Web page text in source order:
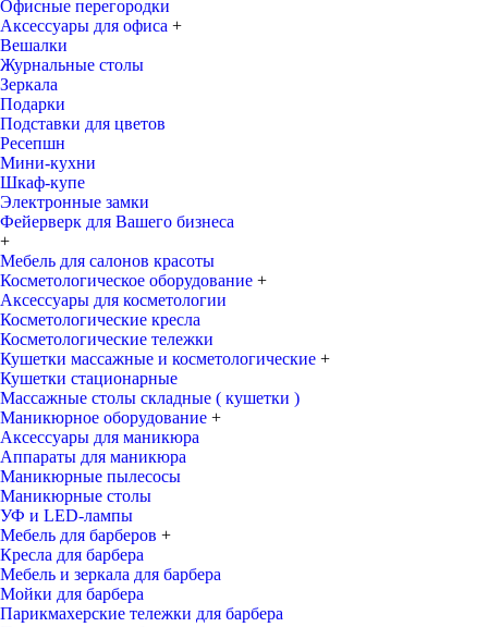
Офисные перегородки
Аксессуары для офиса +
Вешалки
Журнальные столы
Зеркала
Подарки
Подставки для цветов
Ресепшн
Мини-кухни
Шкаф-купе
Электронные замки
Фейерверк для Вашего бизнеса
+
Мебель для салонов красоты
Косметологическое оборудование +
Аксессуары для косметологии
Косметологические кресла
Косметологические тележки
Кушетки массажные и косметологические +
Кушетки стационарные
Массажные столы складные ( кушетки )
Маникюрное оборудование +
Аксессуары для маникюра
Аппараты для маникюра
Маникюрные пылесосы
Маникюрные столы
УФ и LED-лампы
Мебель для барберов +
Кресла для барбера
Мебель и зеркала для барбера
Мойки для барбера
Парикмахерские тележки для барбера